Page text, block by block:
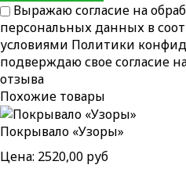
Выражаю согласие на
персональных данных в
условиями Политики
подверждаю свое согласие
отзыва
Похожие товары
Покрывало «Узоры»
Цена: 2520,00 руб